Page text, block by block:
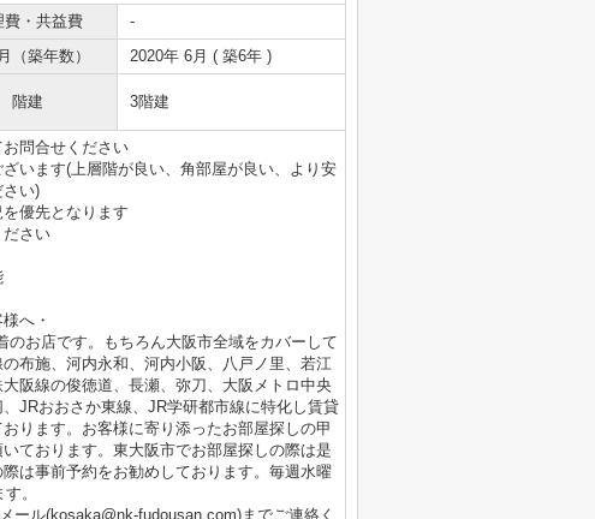
費・共益費
-
（築年数） 2020年 6月 ( 築6年 )
階建 3階建
問合せください
います(上層階が良い、角部屋が良い、より安
さい)
優先となります
ださい
へ・
のお店です。もちろん大阪市全域をカバーして
布施、河内永和、河内小阪、八戸ノ里、若江
阪線の俊徳道、長瀬、弥刀、大阪メトロ中央
JRおおさか東線、JR学研都市線に特化し賃貸
ります。お客様に寄り添ったお部屋探しの甲
ております。東大阪市でお部屋探しの際は是
は事前予約をお勧めしております。毎週水曜
。
ール(kosaka@nk-fudousan.com)までご連絡く